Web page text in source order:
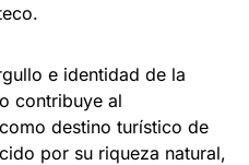
e identidad de la
contribuye al
destino turístico de
por su riqueza natural,